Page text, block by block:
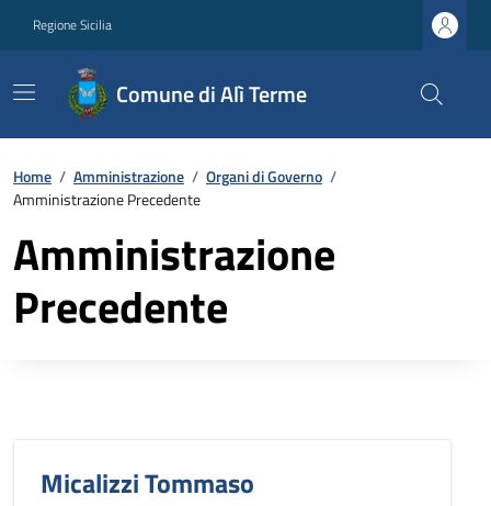
Regione Sicilia
Comune di Alì Terme
Home / Amministrazione / Organi di Governo /
Amministrazione Precedente
Amministrazione
Precedente
Micalizzi Tommaso